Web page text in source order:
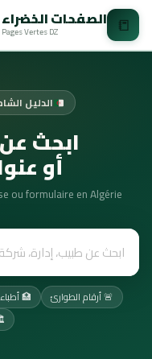
📒 الصفحات الخضراء
Pages Vertes DZ
الدليل
ابحث
أو
ou formulaire en Algérie
🚨 أرقام الطوارئ 🏥